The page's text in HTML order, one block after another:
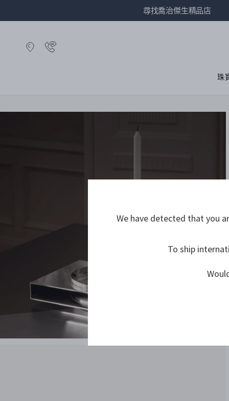
尋找喬治傑生精品店
珠
We have detected that you
To ship